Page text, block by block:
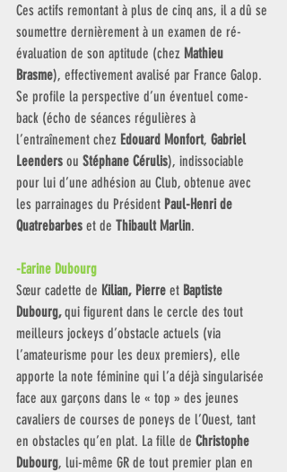
Ces actifs remontant à plus de cinq ans, il a dû se
soumettre dernièrement à un examen de ré-
évaluation de son aptitude (chez Mathieu
Brasme), effectivement avalisé par France Galop.
Se profile la perspective d’un éventuel come-
back (écho de séances régulières à
l’entraînement chez Edouard Monfort, Gabriel
Leenders ou Stéphane Cérulis), indissociable
pour lui d’une adhésion au Club, obtenue avec
les parrainages du Président Paul-Henri de
Quatrebarbes et de Thibault Marlin.
-Earine Dubourg
Sœur cadette de Kilian, Pierre et Baptiste
Dubourg, qui figurent dans le cercle des tout
meilleurs jockeys d’obstacle actuels (via
l’amateurisme pour les deux premiers), elle
apporte la note féminine qui l’a déjà singularisée
face aux garçons dans le « top » des jeunes
cavaliers de courses de poneys de l’Ouest, tant
en obstacles qu’en plat. La fille de Christophe
Dubourg, lui-même GR de tout premier plan en